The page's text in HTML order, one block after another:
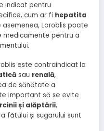
indicat pentru
cum ar fi hepatita
asemenea, Loroblis poate
medicamente pentru a
este contraindicat la
sau renală,
de sănătate a
important să se evite
și alăptării,
fătului și sugarului sunt